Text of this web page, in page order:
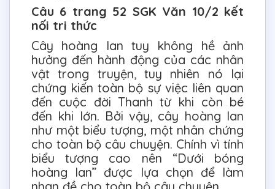
Câu 6 trang 52 SGK Văn 10/2 kết
nối tri thức
Cây hoàng lan tuy không hề ảnh
hưởng đến hành động của các nhân
vật trong truyện, tuy nhiên nó lại
chứng kiến toàn bộ sự việc liên quan
đến cuộc đời Thanh từ khi còn bé
đến khi lớn. Bởi vậy, cây hoàng lan
như một biểu tượng, một nhân chứng
cho toàn bộ câu chuyện. Chính vì tính
biểu tượng cao nên “Dưới bóng
hoàng lan” được lựa chọn để làm